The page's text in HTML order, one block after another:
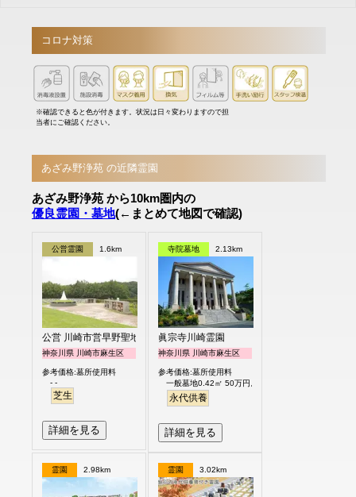
コロナ対策
※確認できると色が付きます。状況は日々変わりますので担
当者にご確認ください。
あざみ野浄苑 の近隣霊園
あざみ野浄苑 から10km圏内の
優良霊園・墓地(←まとめて地図で確認)
公営霊園 1.6km
公営 川崎市営早野聖地公園
神奈川県 川崎市麻生区
参考価格:墓所使用料
- -
芝生
詳細を見る
寺院墓地 2.13km
眞宗寺川崎霊園
神奈川県 川崎市麻生区
参考価格:墓所使用料
一般墓地0.42㎡ 50万円より
永代供養
詳細を見る
霊園 2.98km 霊園 3.02km